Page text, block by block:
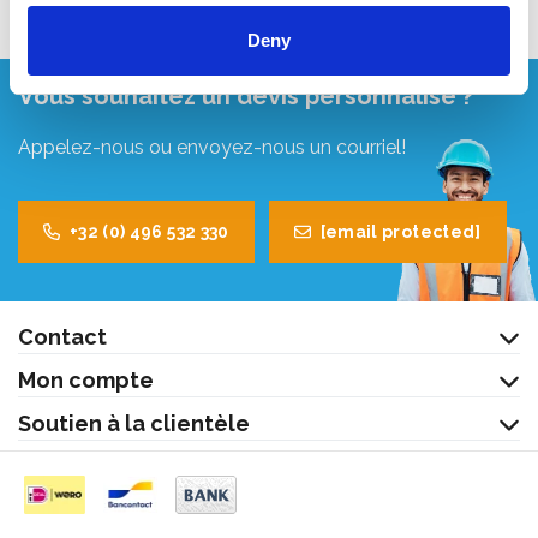
Deny
Vous souhaitez un devis personnalisé ?
Appelez-nous ou envoyez-nous un courriel!
+32 (0) 496 532 330 [email protected]
Contact
Mon compte
Soutien à la clientèle